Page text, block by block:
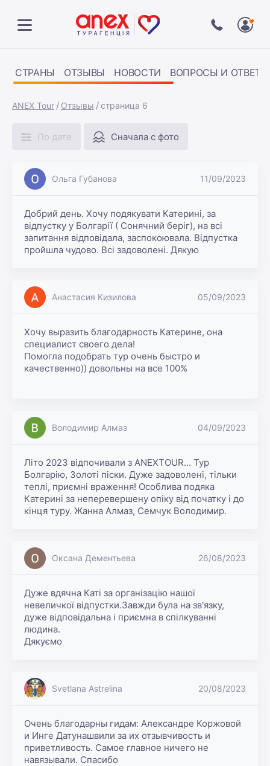
СТРАНЫ ОТЗЫВЫ НОВОСТИ ВОПРОСЫ И ОТВЕТЫ
ANEX Tour Отзывы страница 6
По дате Сначала с фото
Ольга Губанова 11/09/2023
Добрий день. Хочу подякувати Катерині, за
відпустку у Болгарії ( Сонячний беріг), на всі
запитання відповідала, заспокоювала. Відпустка
пройшла чудово. Всі задоволені. Дякую
Анастасия Кизилова 05/09/2023
Хочу выразить благодарность Катерине, она
специалист своего дела!
Помогла подобрать тур очень быстро и
качественно)) довольны на все 100%
Володимир Алмаз 04/09/2023
Літо 2023 відпочивали з ANEXTOUR... Тур
Болгарію, Золоті піски. Дуже задоволені, тільки
теплі, приємні враження! Особлива подяка
Катерині за неперевершену опіку від початку і до
кінця туру. Жанна Алмаз, Семчук Володимир.
Оксана Дементьева 26/08/2023
Дуже вдячна Каті за організацію нашої
невеличкої відпустки.Завжди була на зв'язку,
дуже відповідальна і приємна в спілкуванні
людина.
Дякуємо
Svetlana Astrelina 20/08/2023
Очень благодарны гидам: Александре Коржовой
и Инге Датунашвили за их отзывчивость и
приветливость. Самое главное ничего не
навязывали. Спасибо